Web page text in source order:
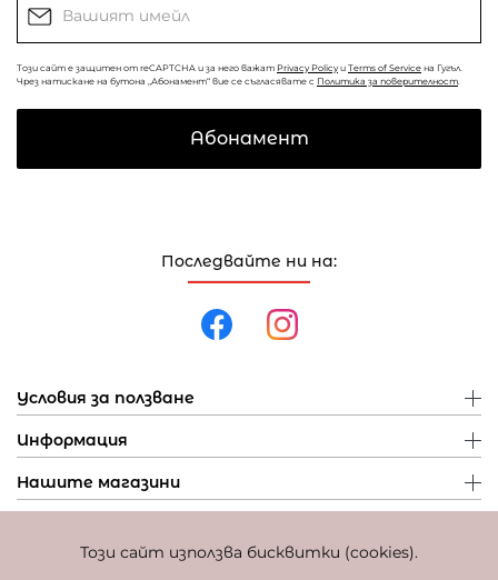
Този сайт използва бисквитки (cookies).
Последвайте ни на:
Условия за ползване
Информация
Нашите магазини
Този сайт е защитен от reCAPTCHA и за него важат Privacy Policy и Terms of Service на Гугъл.
Чрез натискане на бутона „Абонамент“ вие се съгласявате с Политика за поверителност
Абонамент